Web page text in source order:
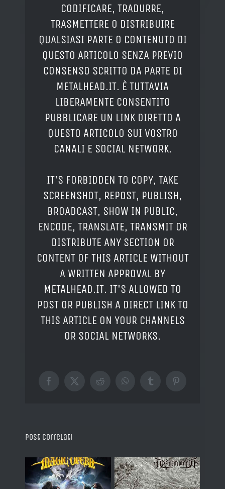
CODIFICARE, TRADURRE,
TRASMETTERE O DISTRIBUIRE
QUALSIASI PARTE O CONTENUTO DI
QUESTO ARTICOLO SENZA PREVIO
CONSENSO SCRITTO DA PARTE DI
METALHEAD.IT. È TUTTAVIA
LIBERAMENTE CONSENTITO
PUBBLICARE UN LINK DIRETTO A
QUESTO ARTICOLO SUI VOSTRO
CANALI E SOCIAL NETWORK.
IT'S FORBIDDEN TO COPY, TAKE
SCREENSHOT, REPOST, PUBLISH,
BROADCAST, SHOW IN PUBLIC,
ENCODE, TRANSLATE, TRANSMIT OR
DISTRIBUTE ANY SECTION OR
CONTENT OF THIS ARTICLE WITHOUT
A WRITTEN APPROVAL BY
METALHEAD.IT. IT'S ALLOWED TO
POST OR PUBLISH A DIRECT LINK TO
THIS ARTICLE ON YOUR CHANNELS
OR SOCIAL NETWORKS.
Facebook
X RedditWhatsAppTumblrPinterest
Post correlati